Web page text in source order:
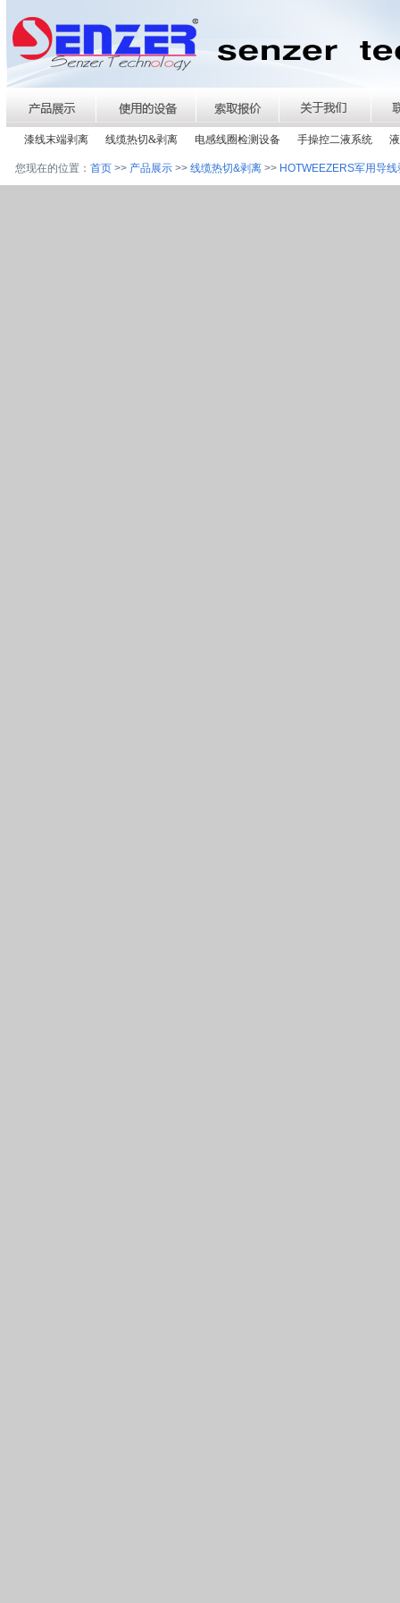
漆线末端剥离 线缆热切&剥离 电感线圈检测设备 手操控二液系统
您现在的位置： 首页 >> 产品展示 >> 线缆热切&剥离 >> HOTWEEZERS军用导